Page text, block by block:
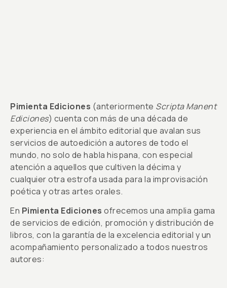
Pimienta Ediciones (anteriormente Scripta Manent
Ediciones) cuenta con más de una década de
experiencia en el ámbito editorial que avalan sus
servicios de autoedición a autores de todo el
mundo, no solo de habla hispana, con especial
atención a aquellos que cultiven la décima y
cualquier otra estrofa usada para la improvisación
poética y otras artes orales.
En Pimienta Ediciones ofrecemos una amplia gama
de servicios de edición, promoción y distribución de
libros, con la garantía de la excelencia editorial y un
acompañamiento personalizado a todos nuestros
autores: